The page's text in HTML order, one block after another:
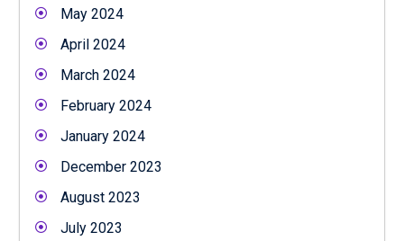
May 2024
April 2024
March 2024
February 2024
January 2024
December 2023
August 2023
July 2023